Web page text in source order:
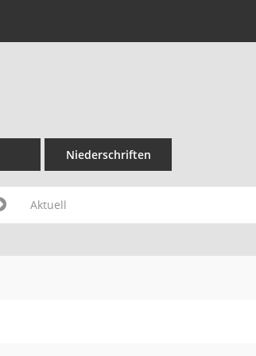
Niederschriften
Aktuell